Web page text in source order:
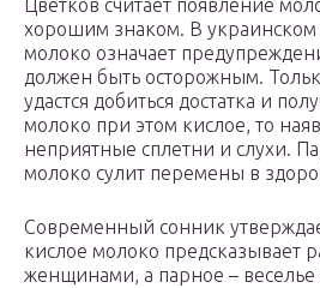
Цветков считает появление
хорошим знаком. В украинском
молоко означает
должен быть осторожным.
удастся добиться достатка и
молоко при этом кислое, то
неприятные сплетни и слухи.
молоко сулит перемены в
Современный сонник
кислое молоко предсказывает
женщинами, а парное – веселье